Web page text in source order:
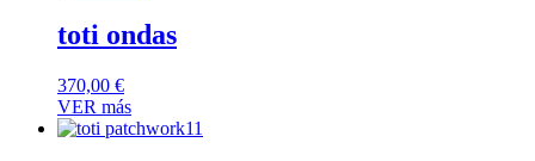
toti ondas
370,00 €
VER más